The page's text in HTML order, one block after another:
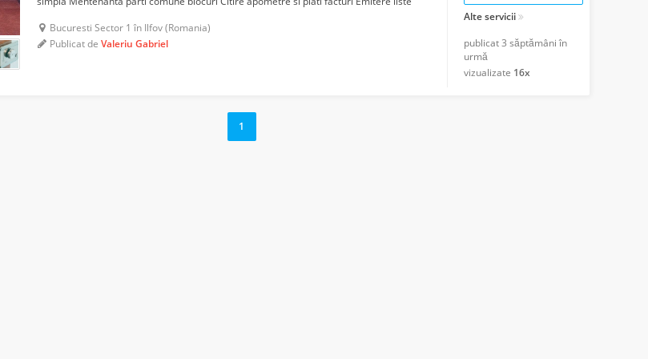
Bucuresti Sector 1 în Ilfov (Romania)
Publicat deValeriu Gabriel
Alte servicii
publicat3 săptămâni în
urmă
vizualizate 16x
1